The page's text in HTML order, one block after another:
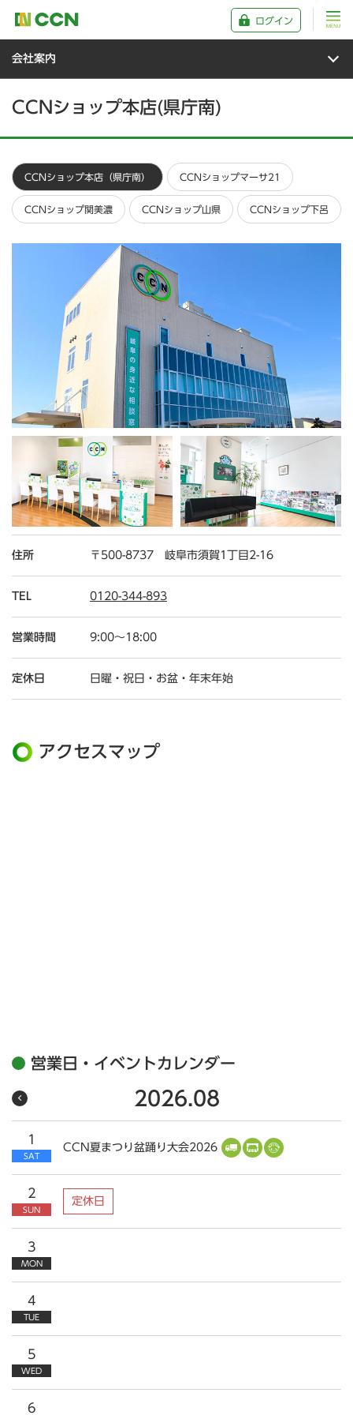
ログイン
会社案内
CCNショップ本店(県庁南)
CCNショップ本店（県庁南） CCNショップマーサ21
CCNショップ関美濃 CCNショップ山県 CCNショップ下呂
住所 〒500-8737 岐阜市須賀1丁目2-16
TEL 0120-344-893
営業時間 9:00～18:00
定休日 日曜・祝日・お盆・年末年始
アクセスマップ
営業日・イベントカレンダー
2026.08
1
SAT
CCN夏まつり盆踊り大会2026
2
SUN
定休日
3
MON
4
TUE
5
WED
6